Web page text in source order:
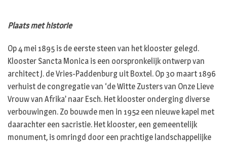
Plaats met historie
Op 4 mei 1895 is de eerste steen van het klooster gelegd.
Klooster Sancta Monica is een oorspronkelijk ontwerp van
architect J. de Vries-Paddenburg uit Boxtel. Op 30 maart 1896
verhuist de congregatie van ‘de Witte Zusters van Onze Lieve
Vrouw van Afrika’ naar Esch. Het klooster onderging diverse
verbouwingen. Zo bouwde men in 1952 een nieuwe kapel met
daarachter een sacristie. Het klooster, een gemeentelijk
monument, is omringd door een prachtige landschappelijke